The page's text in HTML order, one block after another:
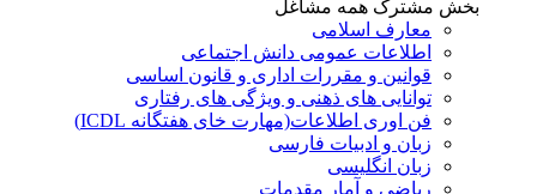
بخش مشترک همه مشاغل
معارف اسلامی
اطلاعات عمومی دانش اجتماعی
قوانین و مقررات اداری و قانون اساسی
توانایی های ذهنی و ویژگی های رفتاری
فن اوری اطلاعات(مهارت خای هفتگانه ICDL)
زبان و ادبیات فارسی
زبان انگلیسی
ریاضی و آمار مقدمات